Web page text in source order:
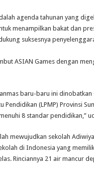
agenda tahunan yang
menampilkan bakat dan
suksesnya
ASIAN Games dengan
baru-baru ini
(LPMP) Provinsi
8 standar pendidikan,”
mewujudkan sekolah
di Indonesia yang
Rinciannya 21 air mancur